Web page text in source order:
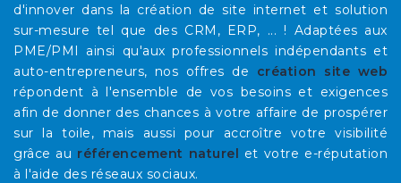
d'innover dans la création de site internet et solution
sur-mesure tel que des CRM, ERP, ... ! Adaptées aux
PME/PMI ainsi qu'aux professionnels indépendants et
auto-entrepreneurs, nos offres de création site web
répondent à l'ensemble de vos besoins et exigences
afin de donner des chances à votre affaire de prospérer
sur la toile, mais aussi pour accroître votre visibilité
grâce au référencement naturel et votre e-réputation
à l'aide des réseaux sociaux.